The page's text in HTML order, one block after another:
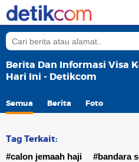
Berita Dan Informasi Visa
Hari Ini - Detikcom
Semua Berita Foto
Tag Terkait:
#calon jemaah haji #bandara